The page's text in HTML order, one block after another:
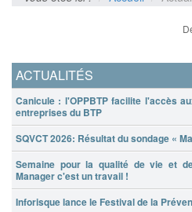
ACTUALITÉS
Canicule : l'OPPBTP facilite l'accès
entreprises du BTP
SQVCT 2026: Résultat du sondage «
Semaine pour la qualité de vie et
Manager c'est un travail !
Inforisque lance le Festival de la